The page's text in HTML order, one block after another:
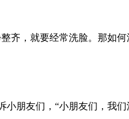
齐，就要经常洗脸。那如
小朋友们，“小朋友们，我